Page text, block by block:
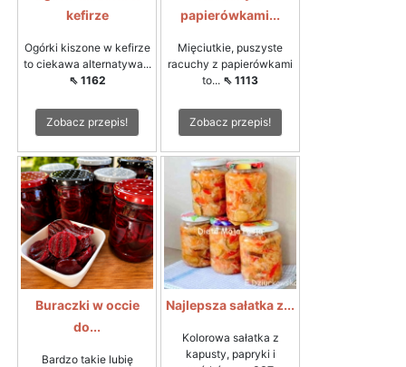
kefirze
Ogórki kiszone w kefirze
to ciekawa alternatywa...
⇖ 1162
Zobacz przepis!
papierówkami...
Mięciutkie, puszyste
racuchy z papierówkami
to... ⇖ 1113
Zobacz przepis!
Buraczki w occie
do...
Bardzo takie lubię
Najlepsza sałatka z...
Kolorowa sałatka z
kapusty, papryki i